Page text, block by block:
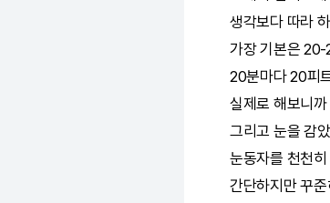
생각보다 따라
가장 기본은
20분마다 20피
실제로 해보니
그리고 눈을 감
눈동자를 천천
간단하지만 꾸